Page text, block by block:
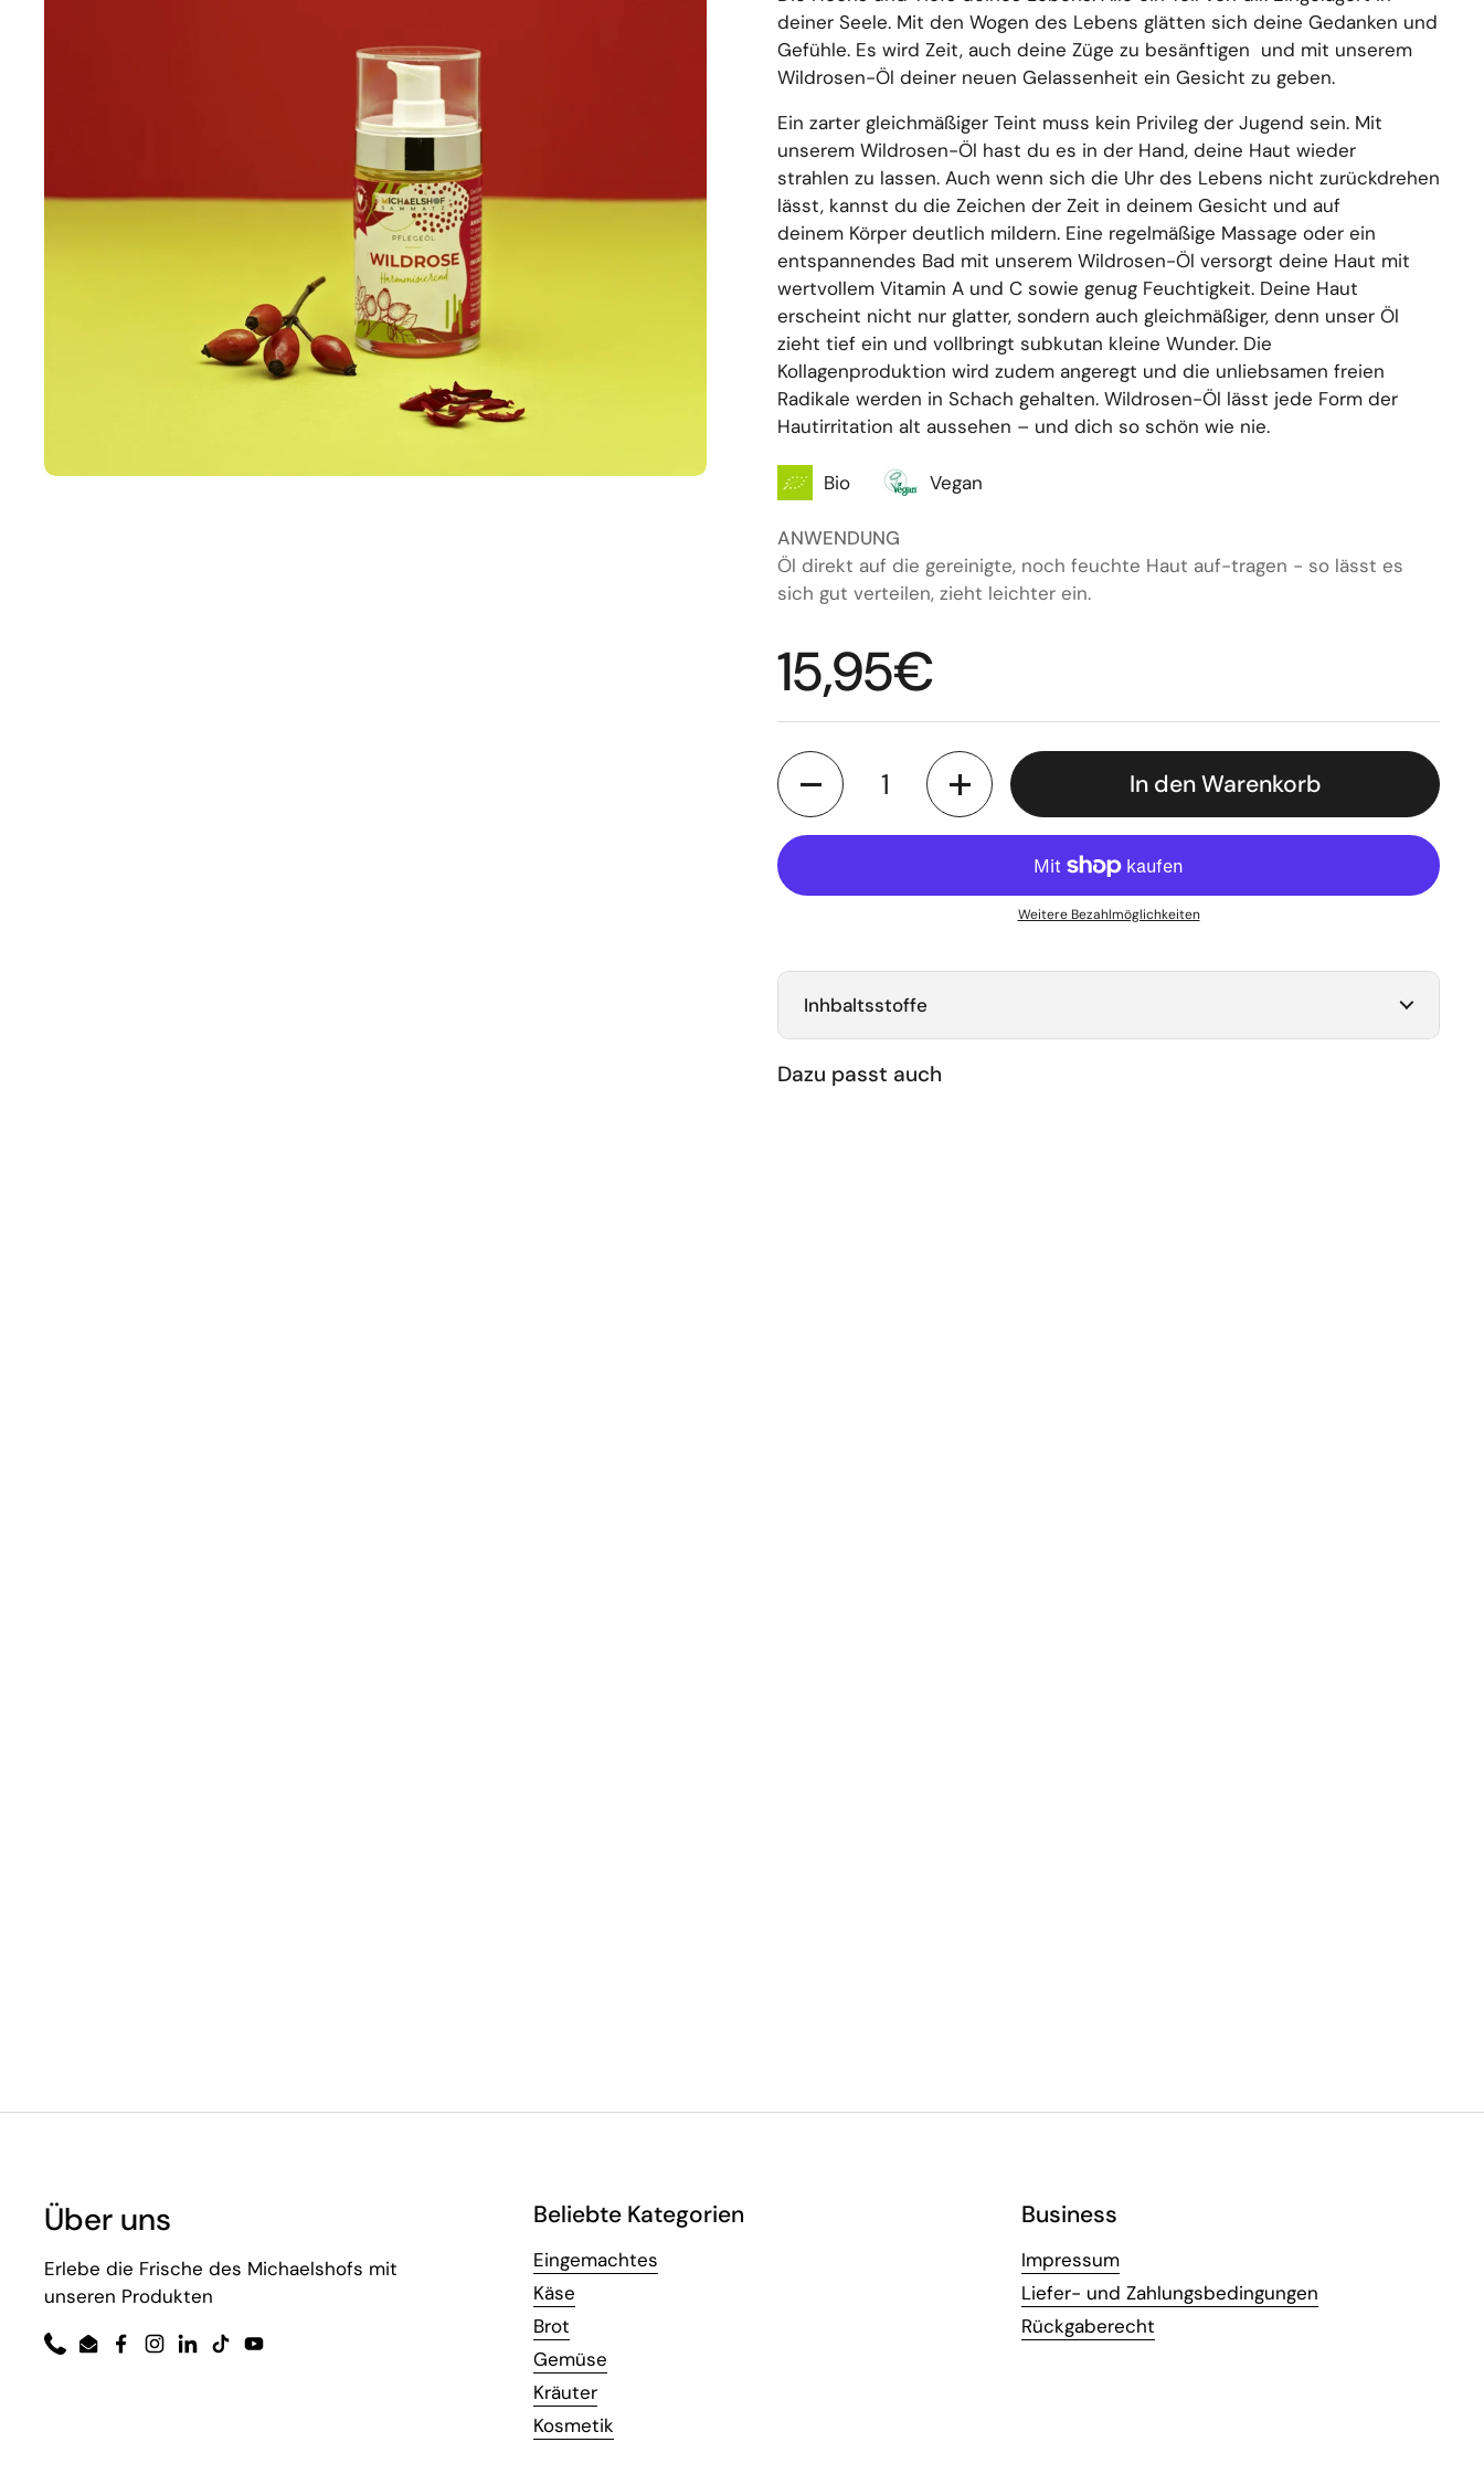
deiner Seele. Mit den Wogen des Lebens glätten sich deine Gedanken und
Gefühle. Es wird Zeit, auch deine Züge zu besänftigen und mit unserem
Wildrosen-Öl deiner neuen Gelassenheit ein Gesicht zu geben.
Ein zarter gleichmäßiger Teint muss kein Privileg der Jugend sein. Mit
unserem Wildrosen-Öl hast du es in der Hand, deine Haut wieder
strahlen zu lassen. Auch wenn sich die Uhr des Lebens nicht zurückdrehen
lässt, kannst du die Zeichen der Zeit in deinem Gesicht und auf
deinem Körper deutlich mildern. Eine regelmäßige Massage oder ein
entspannendes Bad mit unserem Wildrosen-Öl versorgt deine Haut mit
wertvollem Vitamin A und C sowie genug Feuchtigkeit. Deine Haut
erscheint nicht nur glatter, sondern auch gleichmäßiger, denn unser Öl
zieht tief ein und vollbringt subkutan kleine Wunder. Die
Kollagenproduktion wird zudem angeregt und die unliebsamen freien
Radikale werden in Schach gehalten. Wildrosen-Öl lässt jede Form der
Hautirritation alt aussehen – und dich so schön wie nie.
Bio Vegan
ANWENDUNG
Öl direkt auf die gereinigte, noch feuchte Haut auf-tragen - so lässt es
sich gut verteilen, zieht leichter ein.
Regulärer Preis
15,95€
Anzahl
In den Warenkorb
Weitere Bezahlmöglichkeiten
Inhbaltsstoffe
Dazu passt auch
Über uns
Erlebe die Frische des Michaelshofs mit
unseren Produkten
PhoneEmailFacebook
Instagram
LinkedIn
TikTokYouTube
Beliebte Kategorien
Eingemachtes
Käse
Brot
Gemüse
Kräuter
Kosmetik
Business
Impressum
Liefer- und Zahlungsbedingungen
Rückgaberecht